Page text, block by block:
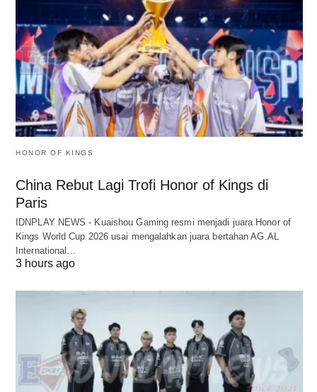
HONOR OF KINGS
China Rebut Lagi Trofi Honor of Kings di
Paris
IDNPLAY NEWS - Kuaishou Gaming resmi menjadi juara Honor of
Kings World Cup 2026 usai mengalahkan juara bertahan AG.AL
International…
3 hours ago